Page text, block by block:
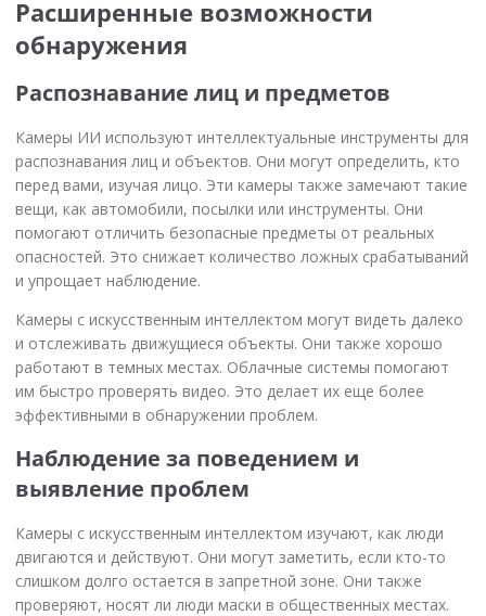
Расширенные возможности
обнаружения
Распознавание лиц и предметов
Камеры ИИ используют интеллектуальные инструменты для
распознавания лиц и объектов. Они могут определить, кто
перед вами, изучая лицо. Эти камеры также замечают такие
вещи, как автомобили, посылки или инструменты. Они
помогают отличить безопасные предметы от реальных
опасностей. Это снижает количество ложных срабатываний
и упрощает наблюдение.
Камеры с искусственным интеллектом могут видеть далеко
и отслеживать движущиеся объекты. Они также хорошо
работают в темных местах. Облачные системы помогают
им быстро проверять видео. Это делает их еще более
эффективными в обнаружении проблем.
Наблюдение за поведением и
выявление проблем
Камеры с искусственным интеллектом изучают, как люди
двигаются и действуют. Они могут заметить, если кто-то
слишком долго остается в запретной зоне. Они также
проверяют, носят ли люди маски в общественных местах.